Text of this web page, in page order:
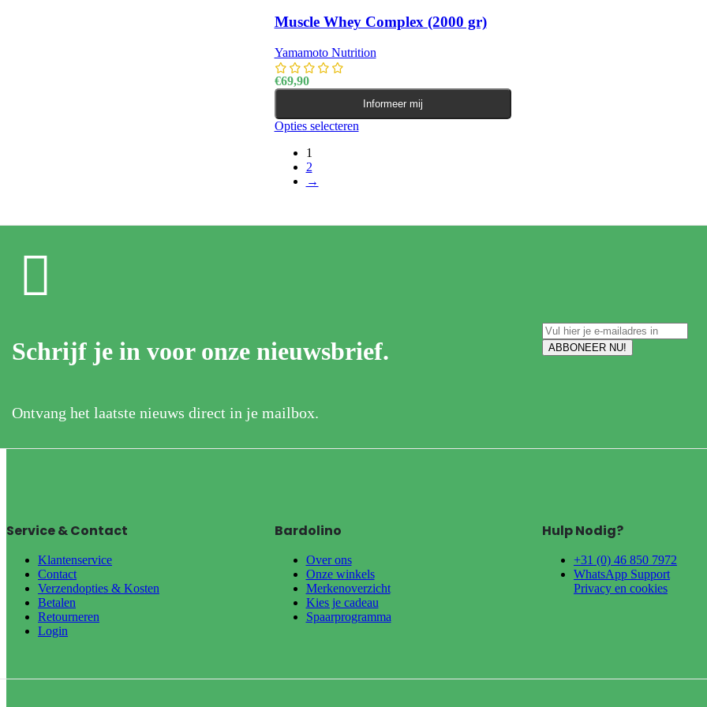
Muscle Whey Complex (2000 gr)
Yamamoto Nutrition
€69,90
Informeer mij
Opties selecteren
1
2
→
Schrijf je in voor onze nieuwsbrief.
Ontvang het laatste nieuws direct in je mailbox.
Service & Contact
Klantenservice
Contact
Verzendopties & Kosten
Betalen
Retourneren
Login
Bardolino
Over ons
Onze winkels
Merkenoverzicht
Kies je cadeau
Spaarprogramma
Hulp Nodig?
+31 (0) 46 850 7972
WhatsApp Support
Privacy en cookies